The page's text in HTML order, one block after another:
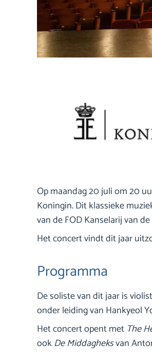
Op maandag 20 juli om 20
Koningin. Dit klassieke
van de FOD Kanselarij van
Het concert vindt dit jaar
Programma
De soliste van dit jaar is
onder leiding van Hankyeol
Het concert opent met The
ookDe Middagheksvan